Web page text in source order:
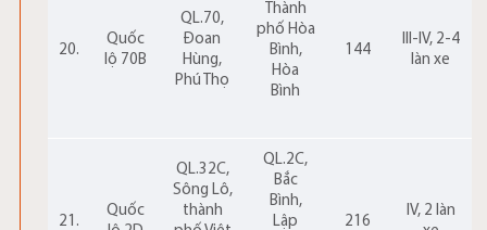
20.
Quốc
lộ 70B
QL.70,
Đoan
Hùng,
Phú Thọ
Thành
phố Hòa
Bình,
Hòa
Bình
144
III-IV, 2-4
làn xe
21.
Quốc
QL.32C,
Sông Lô,
thành
QL.2C,
Bắc
Bình,
Lập
216
IV, 2 làn